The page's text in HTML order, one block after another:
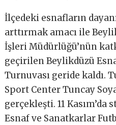
İlçedeki esnafların
arttırmak amacı ile
İşleri Müdürlüğü’nün
geçirilen Beylikdüzü
Turnuvası geride kaldı.
Sport Center Tuncay
gerçekleşti. 11
Esnaf ve Sanatkarlar